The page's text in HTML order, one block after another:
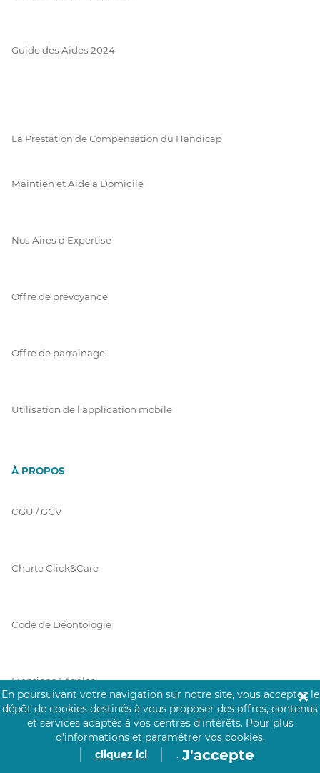
Guide des Aides 2024
La Prestation de Compensation du Handicap
Maintien et Aide à Domicile
Nos Aires d'Expertise
Offre de prévoyance
Offre de parrainage
Utilisation de l'application mobile
À PROPOS
CGU / GGV
Charte Click&Care
Code de Déontologie
Mentions Légales
Prérequis Click&Care
En poursuivant votre navigation sur notre site, vous acceptez le
dépôt de cookies destinés à vous proposer des offres, contenus
et services adaptés à vos centres d’intérêts. Pour plus
d’informations et paramétrer vos cookies,
cliquez ici
. J'accepte
✕